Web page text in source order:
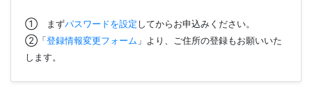
① まずパスワードを設定してからお申込みください。
②「登録情報変更フォーム 」より、ご住所の登録もお願いいた
します。